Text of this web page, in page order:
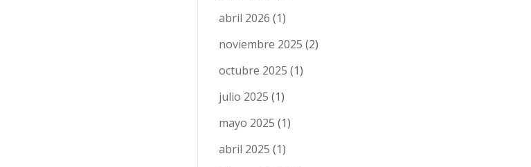
abril 2026 (1)
noviembre 2025 (2)
octubre 2025 (1)
julio 2025 (1)
mayo 2025 (1)
abril 2025 (1)